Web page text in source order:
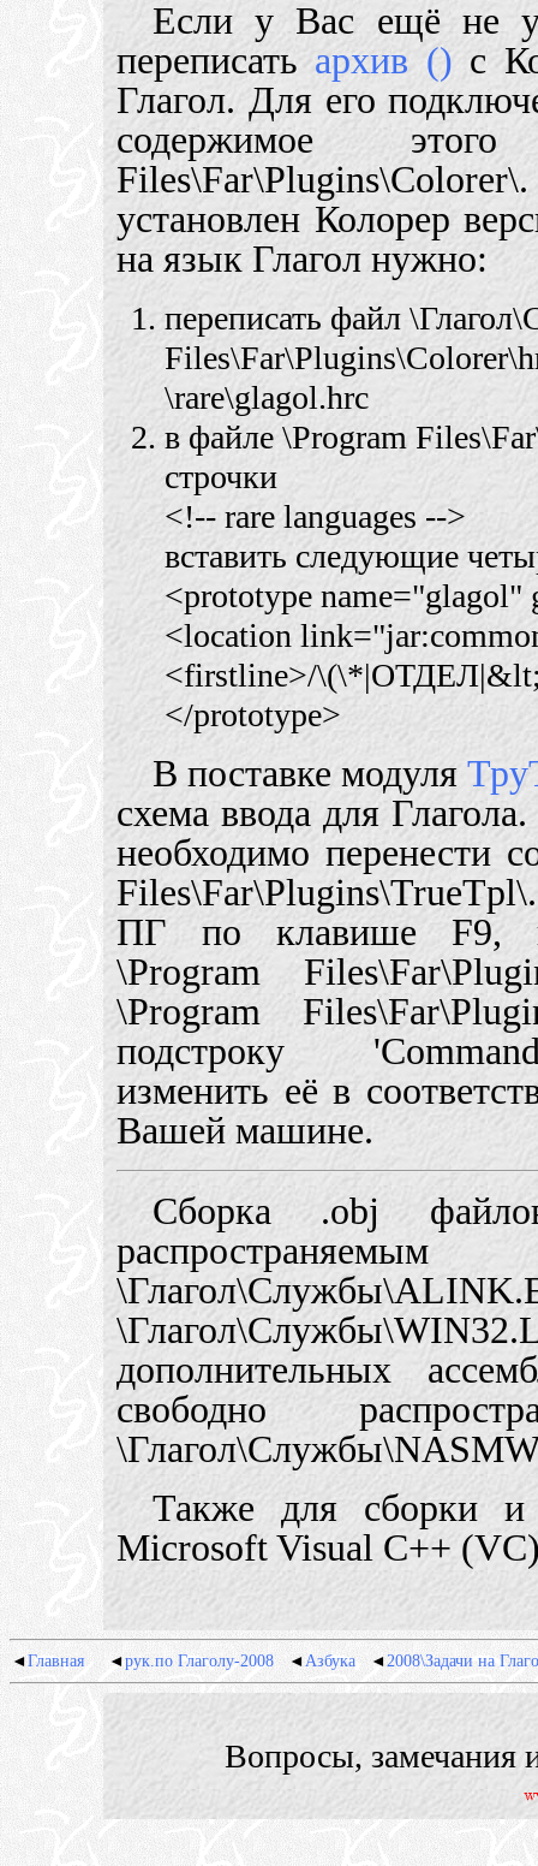
Если у Вас ещё не
переписатьархив () с
Глагол. Для его
содержимое
установлен Колорер
на язык Глагол нужно:
переписать файл
\rare\glagol.hrc
в файле \Program
строчки
<!-- rare languages -->
вставить следующие
<prototype
<location
<firstline>/
</prototype>
В поставке модуля
схема ввода для
необходимо перенести
ПГ по клавише F9,
\Program
\Program
подстроку
изменить её в
Вашей машине.
Сборка .obj
дополнительных
свободно
Также для сборки
Microsoft Visual C++
◄Главная ◄рук.по Глаголу-2008◄Азбука◄2008\Задачи на
Вопросы, замечания